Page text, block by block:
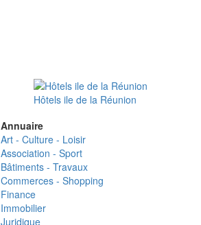
Hôtels ile de la Réunion
Annuaire
Art - Culture - Loisir
Association - Sport
Bâtiments - Travaux
Commerces - Shopping
Finance
Immobilier
Juridique